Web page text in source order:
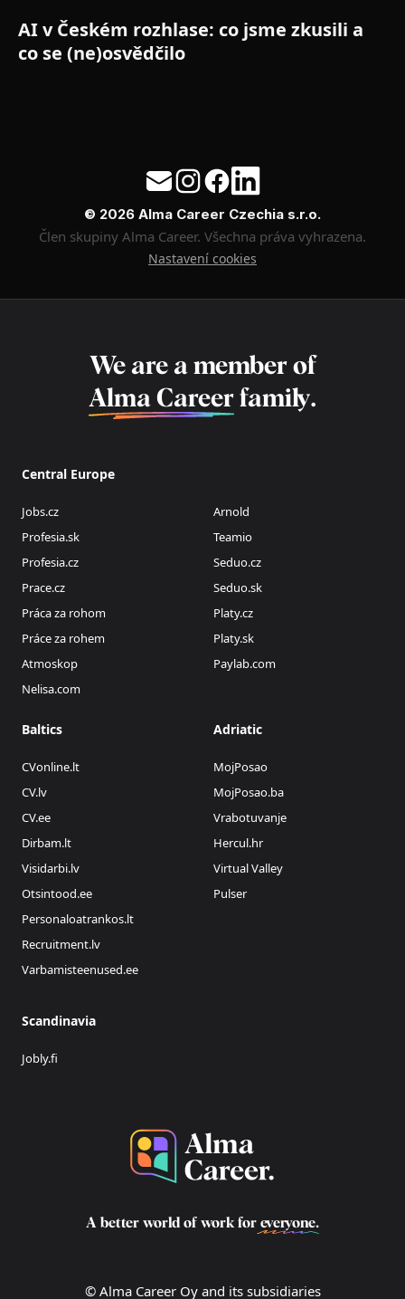
AI v Českém rozhlase: co jsme zkusili a
co se (ne)osvědčilo
© 2026 Alma Career Czechia s.r.o.
Člen skupiny Alma Career. Všechna práva vyhrazena.
Nastavení cookies
We are a member of
Alma Career family.
Central Europe
Jobs.cz
Profesia.sk
Profesia.cz
Prace.cz
Práca za rohom
Práce za rohem
Atmoskop
Nelisa.com
Arnold
Teamio
Seduo.cz
Seduo.sk
Platy.cz
Platy.sk
Paylab.com
Baltics
CVonline.lt
CV.lv
CV.ee
Dirbam.lt
Visidarbi.lv
Otsintood.ee
Personaloatrankos.lt
Recruitment.lv
Varbamisteenused.ee
Adriatic
MojPosao
MojPosao.ba
Vrabotuvanje
Hercul.hr
Virtual Valley
Pulser
Scandinavia
Jobly.fi
A better world of work for everyone.
© Alma Career Oy and its subsidiaries